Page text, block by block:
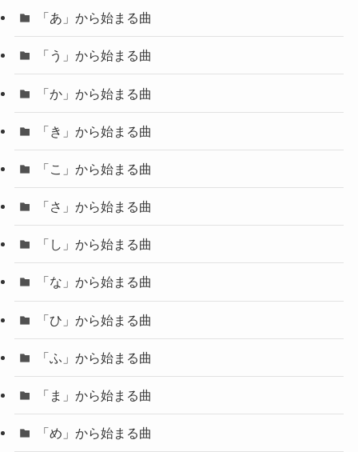
「あ」から始まる曲
「う」から始まる曲
「か」から始まる曲
「き」から始まる曲
「こ」から始まる曲
「さ」から始まる曲
「し」から始まる曲
「な」から始まる曲
「ひ」から始まる曲
「ふ」から始まる曲
「ま」から始まる曲
「め」から始まる曲